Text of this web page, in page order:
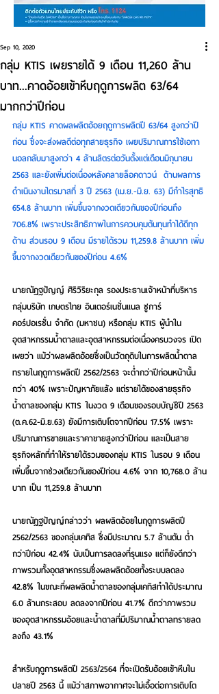
กลุ่ม KTIS เผยรายได้ 9 เดือน 11,260 ล้าน
บาท...คาดอ้อยเข้าหีบฤดูการผลิต 63/64
มากกว่าปีก่อน
Sep 10, 2020
กลุ่ม KTIS คาดผลผลิตอ้อยฤดูการผลิตปี 63/64 สูงกว่าปี
ก่อน ซึ่งจะส่งผลดีต่อทุกสายธุรกิจ เผยปริมาณการใช้เอทา
นอลกลับมาสูงกว่า 4 ล้านลิตรต่อวันตั้งแต่เดือนมิถุนายน
2563 และยังเพิ่มต่อเนื่องหลังคลายล็อคดาวน์  ด้านผลการ
ดำเนินงานไตรมาสที่ 3 ปี 2563 (เม.ย.-มิ.ย. 63) มีกำไรสุทธิ
654.8 ล้านบาท เพิ่มขึ้นจากงวดเดียวกันของปีก่อนถึง
706.8% เพราะประสิทธิภาพในการควบคุมต้นทุนทำได้ดีทุก
ด้าน ส่วนรอบ 9 เดือน มีรายได้รวม 11,259.8 ล้านบาท เพิ่ม
ขึ้นจากงวดเดียวกันของปีก่อน 4.6%
นายณัฎฐปัญญ์ ศิริวิริยะกุล รองประธานเจ้าหน้าที่บริหาร
กลุ่มบริษัท เกษตรไทย อินเตอร์เนชั่นแนล ชูการ์
คอร์ปอเรชั่น จำกัด (มหาชน) หรือกลุ่ม KTIS ผู้นำใน
อุตสาหกรรมน้ำตาลและอุตสาหกรรมต่อเนื่องครบวงจร เปิด
เผยว่า แม้ว่าผลผลิตอ้อยซึ่งเป็นวัตถุดิบในการผลิตน้ำตาล
ทรายในฤดูการผลิตปี 2562/2563 จะต่ำกว่าปีก่อนหน้านั้น
กว่า 40% เพราะปัญหาภัยแล้ง แต่รายได้ของสายธุรกิจ
น้ำตาลของกลุ่ม KTIS ในงวด 9 เดือนของรอบบัญชีปี 2563
(ต.ค.62-มิ.ย.63) ยังมีการเติบโตจากปีก่อน 17.5% เพราะ
ปริมาณการขายและราคาขายสูงกว่าปีก่อน และเป็นสาย
ธุรกิจหลักที่ทำให้รายได้รวมของกลุ่ม KTIS ในรอบ 9 เดือน
เพิ่มขึ้นจากช่วงเดียวกันของปีก่อน 4.6% จาก 10,768.0 ล้าน
บาท เป็น 11,259.8 ล้านบาท
นายณัฎฐปัญญ์กล่าวว่า ผลผลิตอ้อยในฤดูการผลิตปี
2562/2563 ของกลุ่มเคทิส ซึ่งมีประมาณ 5.7 ล้านตัน ต่ำ
กว่าปีก่อน 42.4% นับเป็นการลดลงที่รุนแรง แต่ก็ยังดีกว่า
ภาพรวมทั้งอุตสาหกรรมซึ่งผลผลิตอ้อยทั้งระบบลดลง
42.8% ในขณะที่ผลผลิตน้ำตาลของกลุ่มเคทิสทำได้ประมาณ
6.0 ล้านกระสอบ ลดลงจากปีก่อน 41.7% ดีกว่าภาพรวม
ของอุตสาหกรรมอ้อยและน้ำตาลที่มีปริมาณน้ำตาลทรายลด
ลงถึง 43.1%
สำหรับฤดูการผลิตปี 2563/2564 ที่จะเปิดรับอ้อยเข้าหีบใน
ปลายปี 2563 นี้ แม้ว่าสภาพอากาศจะไม่เอื้อต่อการเติบโต